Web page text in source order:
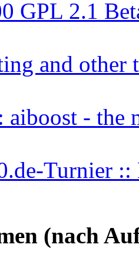
GPL 2.1
and other
aiboost - the
Turnier
(nach